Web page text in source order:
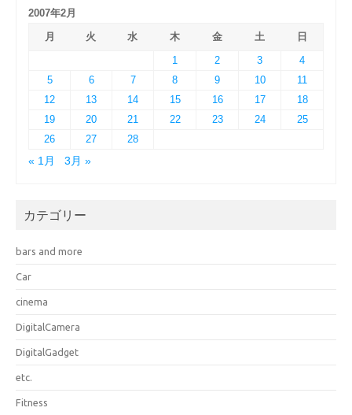
2007年2月
月
火 水 木 金 土
日
1
2 3
4
5
6 7 8 9 10
11
12
13 14 15 16 17
18
19
20 21 22 23 24
25
26
27
28
« 1月
3月 »
カテゴリー
bars and more
Car
cinema
DigitalCamera
DigitalGadget
etc.
Fitness